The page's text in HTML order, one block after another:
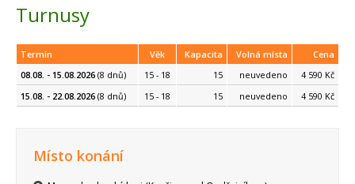
Turnusy
Termín Věk Kapacita Volná místa
Cena
08.08. - 15.08.2026 (8 dnů) 15 - 18 15 neuvedeno
4 590 Kč
15.08. - 22.08.2026 (8 dnů) 15 - 18 15 neuvedeno 4 590 Kč
Místo konání